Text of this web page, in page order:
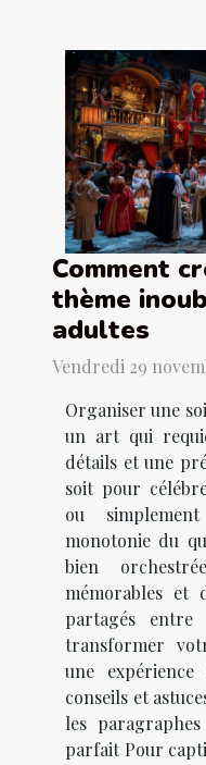
Comment
thème
adultes
Vendredi 29
Organiser une
un art qui
détails et une
soit pour
ou
monotonie du
bien
mémorables et
partagés entre
transformer
une
conseils et
les
parfait Pour